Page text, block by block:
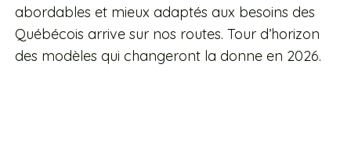
abordables et mieux adaptés aux besoins des
Québécois arrive sur nos routes. Tour d’horizon
des modèles qui changeront la donne en 2026.